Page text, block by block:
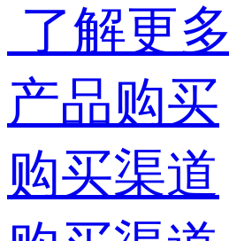
了解更多
产品购买
购买渠道